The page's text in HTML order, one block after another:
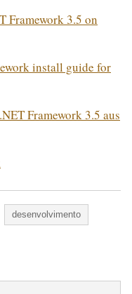
3.5 on
install guide for
Framework 3.5 aus
desenvolvimento